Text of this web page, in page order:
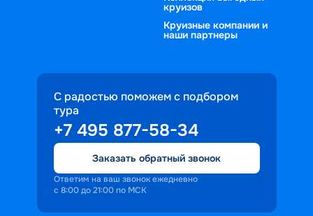
круизов
Круизные компании и
наши партнеры
С радостью поможем с подбором
тура
+7 495 877-58-34
Заказать обратный звонок
Ответим на ваш звонок ежедневно
с 8:00 до 21:00 по МСК